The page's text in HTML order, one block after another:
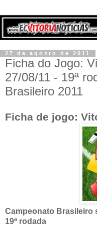
27 de agosto de 2011
Ficha do Jogo:
27/08/11 - 19ª
Brasileiro 2011
Ficha de jogo:
Campeonato Brasileiro
19ª rodada